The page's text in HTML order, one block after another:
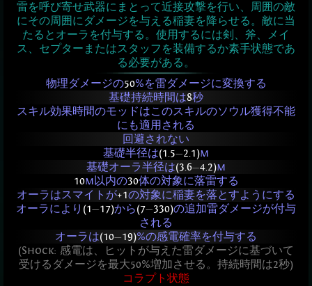
雷を呼び寄せ武器にまとって近接攻撃を行い、周囲の敵
にその周囲にダメージを与える稲妻を降らせる。敵に当
たるとオーラを付与する。使用するには剣、斧、メイ
ス、セプターまたはスタッフを装備するか素手状態であ
る必要がある。
物理ダメージの50%を雷ダメージに変換する
基礎持続時間は8秒
スキル効果時間のモッドはこのスキルのソウル獲得不能
にも適用される
回避されない
基礎半径は(1.5—2.1)m
基礎オーラ半径は(3.6—4.2)m
10m以内の30体の対象に落雷する
オーラはスマイトが+1の対象に稲妻を落とすようにする
オーラにより (1—17)から(7—330)の追加雷ダメージが付与
される
オーラは(10—19)%の感電確率を付与する
(Shock: 感電は、ヒットが与えた雷ダメージに基づいて
受けるダメージを最大50%増加させる。持続時間は2秒)
コラプト状態